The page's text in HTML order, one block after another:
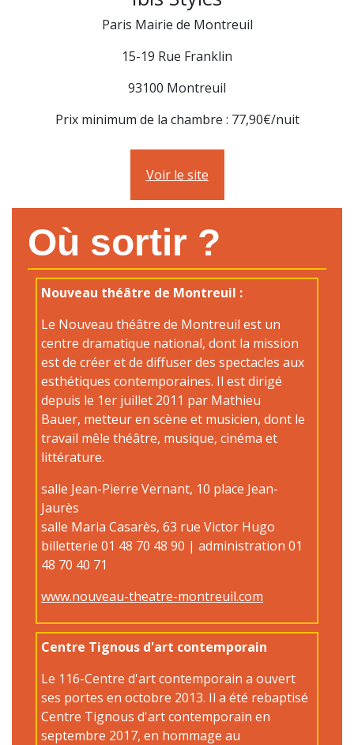
Paris Mairie de Montreuil
15-19 Rue Franklin
93100 Montreuil
Prix minimum de la chambre : 77,90€/nuit
Voir le site
Où sortir ?
Nouveau théâtre de Montreuil :
Le Nouveau théâtre de Montreuil est un
centre dramatique national, dont la mission
est de créer et de diffuser des spectacles aux
esthétiques contemporaines. Il est dirigé
depuis le 1er juillet 2011 par Mathieu
Bauer, metteur en scène et musicien, dont le
travail mêle théâtre, musique, cinéma et
littérature.
salle Jean-Pierre Vernant, 10 place Jean-
Jaurès
salle Maria Casarès, 63 rue Victor Hugo
billetterie 01 48 70 48 90 | administration 01
48 70 40 71
www.nouveau-theatre-montreuil.com
Centre Tignous d'art contemporain
Le 116-Centre d'art contemporain a ouvert
ses portes en octobre 2013. Il a été rebaptisé
Centre Tignous d'art contemporain en
septembre 2017, en hommage au